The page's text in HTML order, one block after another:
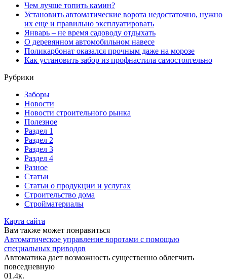
Чем лучше топить камин?
Установить автоматические ворота недостаточно, нужно
их еще и правильно эксплуатировать
Январь – не время садоводу отдыхать
О деревянном автомобильном навесе
Поликарбонат оказался прочным даже на морозе
Как установить забор из профнастила самостоятельно
Рубрики
Заборы
Новости
Новости строительного рынка
Полезное
Раздел 1
Раздел 2
Раздел 3
Раздел 4
Разное
Статьи
Статьи o продукции и услугах
Строительство дома
Стройматериалы
Карта сайта
Вам также может понравиться
Автоматическое управление воротами с помощью
специальных приводов
Автоматика дает возможность существенно облегчить
повседневную
01.4к.